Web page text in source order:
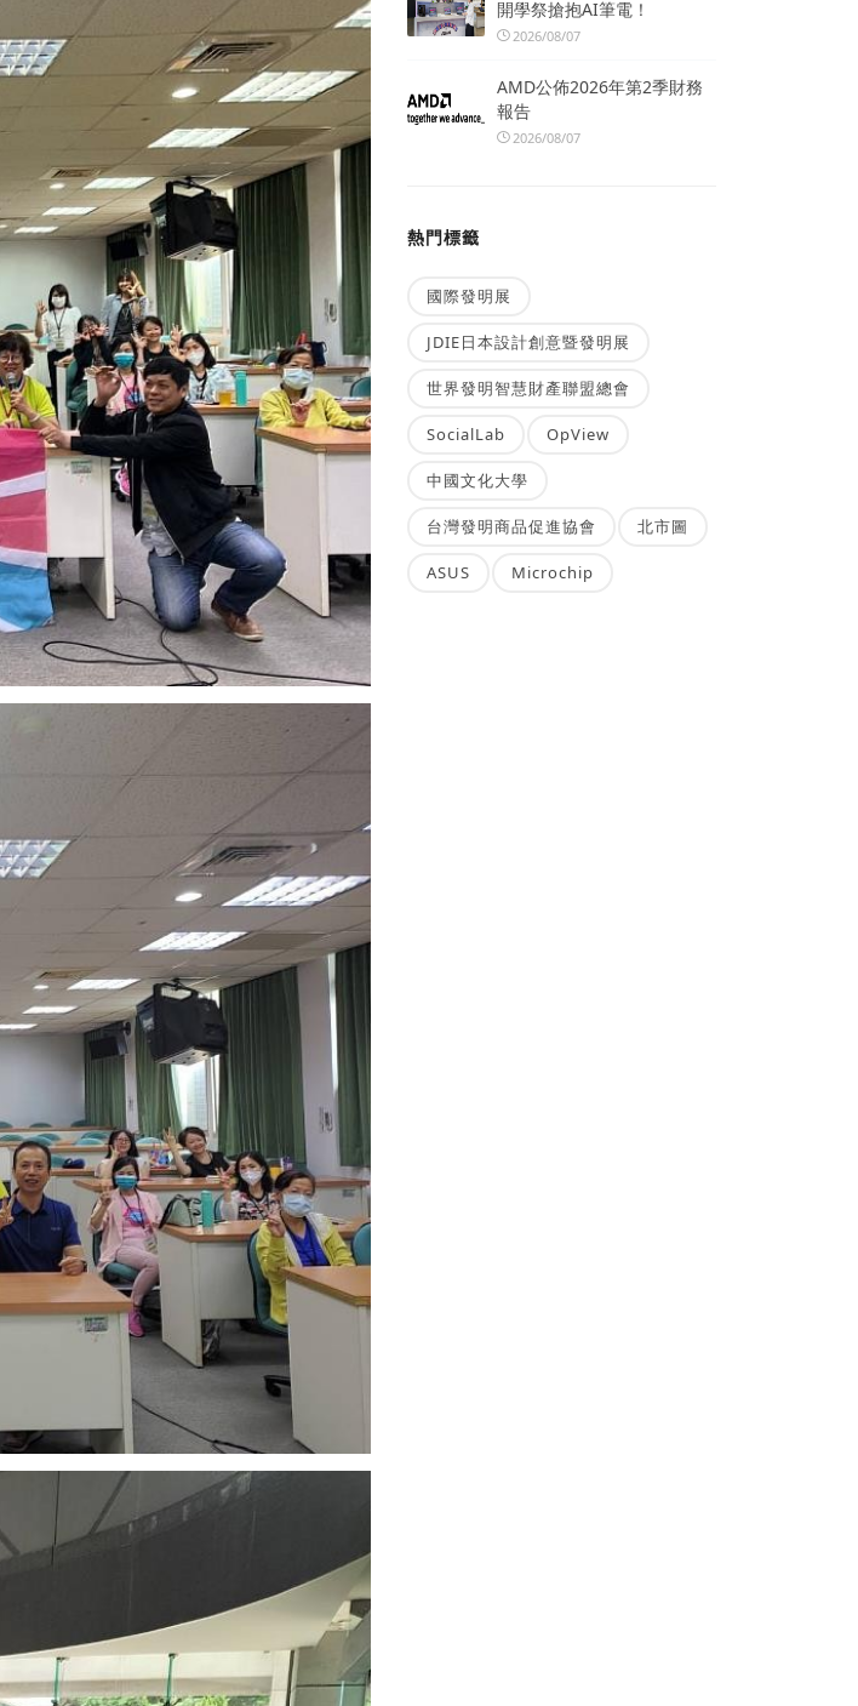
開學祭搶抱AI筆電！
2026/08/07
AMD公佈2026年第2季財務
報告
2026/08/07
熱門標籤
國際發明展
JDIE日本設計創意暨發明展
世界發明智慧財產聯盟總會
SocialLab OpView
中國文化大學
台灣發明商品促進協會 北市圖
ASUS Microchip